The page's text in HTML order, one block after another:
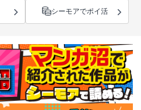
シーモアでポイ活